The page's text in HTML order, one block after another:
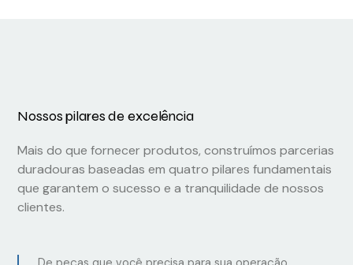
Nossos pilares de excelência
Mais do que fornecer produtos, construímos parcerias
duradouras baseadas em quatro pilares fundamentais
que garantem o sucesso e a tranquilidade de nossos
clientes.